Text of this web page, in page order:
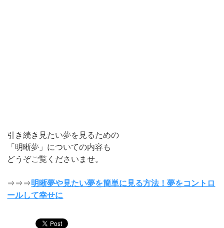
引き続き見たい夢を見るための
「明晰夢」についての内容も
どうぞご覧くださいませ。
⇒⇒⇒明晰夢や見たい夢を簡単に見る方法！夢をコントロ
ールして幸せに